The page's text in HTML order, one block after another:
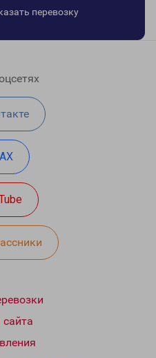
перевозку
сайта